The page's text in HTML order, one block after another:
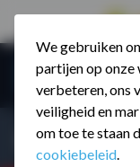
We gebruiken
partijen op onze
verbeteren, ons
veiligheid en
om toe te staan
cookiebeleid.
Ga naar de inhoud
Menu
Producten zoeken...